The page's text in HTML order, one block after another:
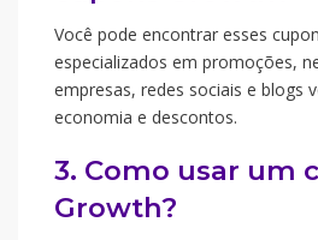
Você pode encontrar esses
especializados em promoções,
empresas, redes sociais e blogs
economia e descontos.
3. Como usar um
Growth?